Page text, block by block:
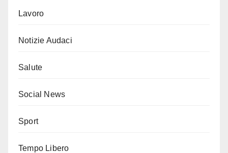
Lavoro
Notizie Audaci
Salute
Social News
Sport
Tempo Libero